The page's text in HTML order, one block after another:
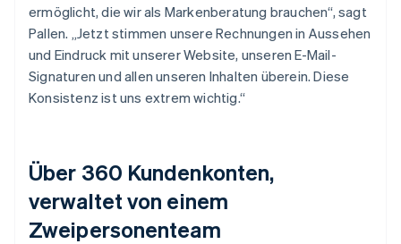
ermöglicht, die wir als Markenberatung brauchen“, sagt
Pallen. „Jetzt stimmen unsere Rechnungen in Aussehen
und Eindruck mit unserer Website, unseren E-Mail-
Signaturen und allen unseren Inhalten überein. Diese
Konsistenz ist uns extrem wichtig.“
Über 360 Kundenkonten,
verwaltet von einem
Zweipersonenteam